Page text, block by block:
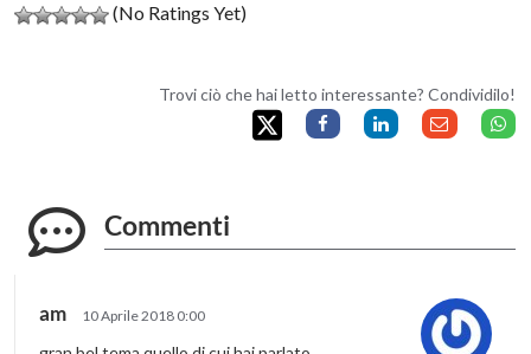
(No Ratings Yet)
Trovi ciò che hai letto interessante? Condividilo!
Commenti
am 10 Aprile 2018 0:00